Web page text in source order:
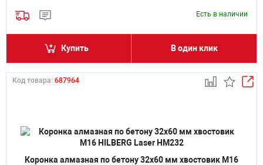
Есть в наличии
Купить В один клик
Код товара: 687964
Коронка алмазная по бетону 32х60 мм хвостовик M16